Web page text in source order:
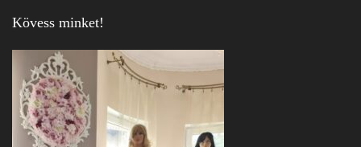
Kövess minket!